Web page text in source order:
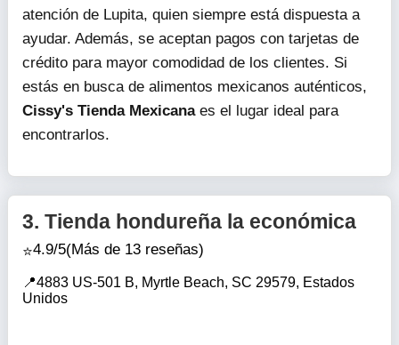
atención de Lupita, quien siempre está dispuesta a
ayudar. Además, se aceptan pagos con tarjetas de
crédito para mayor comodidad de los clientes. Si
estás en busca de alimentos mexicanos auténticos,
Cissy's Tienda Mexicanaes el lugar ideal para
encontrarlos.
3. Tienda hondureña la económica
4.9/5(Más de 13 reseñas)
4883 US-501 B, Myrtle Beach, SC 29579, Estados
Unidos